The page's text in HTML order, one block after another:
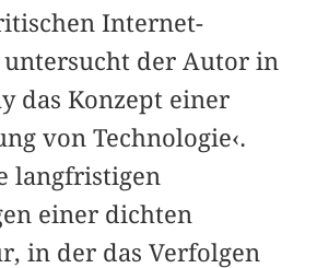
Internet-
untersucht der Autor in
das Konzept einer
von Technologie‹.
langfristigen
einer dichten
in der das Verfolgen